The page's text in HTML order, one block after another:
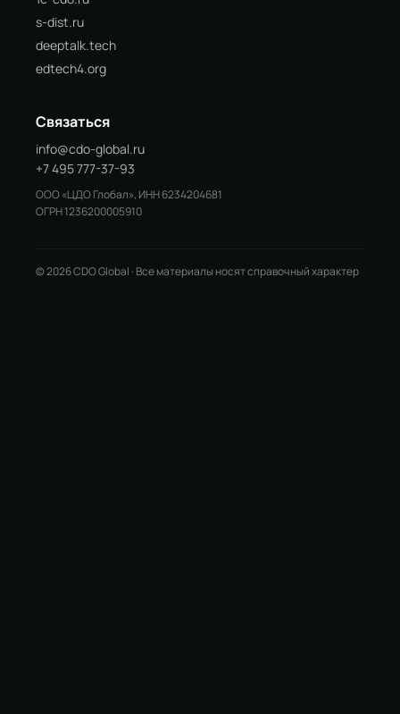
s-dist.ru
deeptalk.tech
edtech4.org
Связаться
info@cdo-global.ru
+7 495 777-37-93
ООО «ЦДО Глобал», ИНН 6234204681
ОГРН 1236200005910
© 2026 CDO Global · Все материалы носят справочный характер